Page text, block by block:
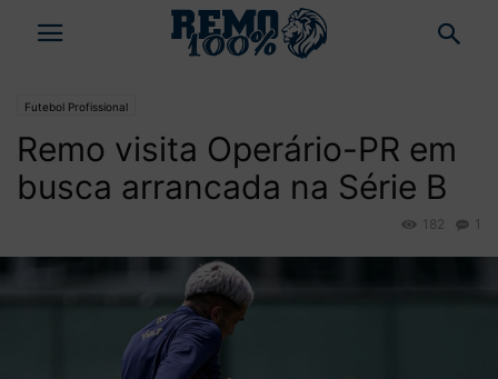
Futebol Profissional
Remo visita Operário-PR em
busca arrancada na Série B
1
182